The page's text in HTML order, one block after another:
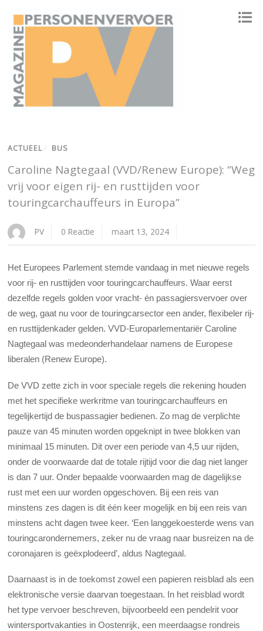
ACTUEEL / BUS
Caroline Nagtegaal (VVD/Renew Europe): “Weg
vrij voor eigen rij- en rusttijden voor
touringcarchauffeurs in Europa”
PV 0 Reactie maart 13, 2024
Het Europees Parlement stemde vandaag in met nieuwe regels
voor rij- en rusttijden voor touringcarchauffeurs. Waar eerst
dezelfde regels golden voor vracht- én passagiersvervoer over
de weg, gaat nu voor de touringcarsector een ander, flexibeler rij-
en rusttijdenkader gelden. VVD-Europarlementariër Caroline
Nagtegaal was medeonderhandelaar namens de Europese
liberalen (Renew Europe).
De VVD zette zich in voor speciale regels die rekening houden
met het specifieke werkritme van touringcarchauffeurs en
tegelijkertijd de buspassagier bedienen. Zo mag de verplichte
pauze van 45 minuten worden opgeknipt in twee blokken van
minimaal 15 minuten. Dit over een periode van 4,5 uur rijden,
onder de voorwaarde dat de totale rijtijd voor die dag niet langer
is dan 7 uur. Onder bepaalde voorwaarden mag de dagelijkse
rust met een uur worden opgeschoven. Bij een reis van
minstens zes dagen is dit één keer mogelijk en bij een reis van
minstens acht dagen twee keer. ‘Een langgekoesterde wens van
touringcarondernemers, zeker nu de vraag naar busreizen na de
coronajaren is geëxplodeerd’, aldus Nagtegaal.
Daarnaast is in de toekomst zowel een papieren reisblad als een
elektronische versie daarvan toegestaan. In het reisblad wordt
het type vervoer beschreven, bijvoorbeeld een pendelrit voor
wintersportvakanties in Oostenrijk, een meerdaagse rondreis